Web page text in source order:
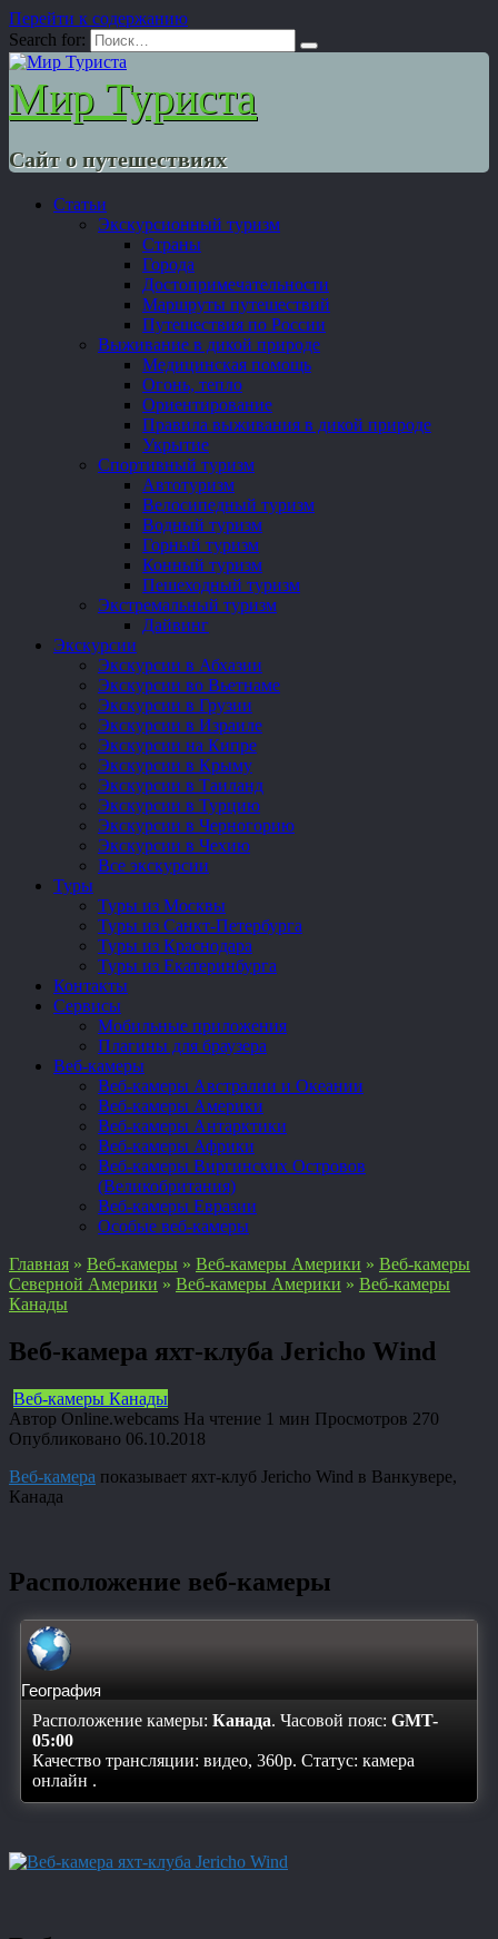
Перейти к содержанию
Search for:
Мир Туриста
Сайт о путешествиях
Статьи
Экскурсионный туризм
Страны
Города
Достопримечательности
Маршруты путешествий
Путешествия по России
Выживание в дикой природе
Медицинская помощь
Огонь, тепло
Ориентирование
Правила выживания в дикой природе
Укрытие
Спортивный туризм
Автотуризм
Велосипедный туризм
Водный туризм
Горный туризм
Конный туризм
Пешеходный туризм
Экстремальный туризм
Дайвинг
Экскурсии
Экскурсии в Абхазии
Экскурсии во Вьетнаме
Экскурсии в Грузии
Экскурсии в Израиле
Экскурсии на Кипре
Экскурсии в Крыму
Экскурсии в Таиланд
Экскурсии в Турцию
Экскурсии в Черногорию
Экскурсии в Чехию
Все экскурсии
Туры
Туры из Москвы
Туры из Санкт-Петербурга
Туры из Краснодара
Туры из Екатеринбурга
Контакты
Сервисы
Мобильные приложения
Плагины для браузера
Веб-камеры
Веб-камеры Австралии и Океании
Веб-камеры Америки
Веб-камеры Антарктики
Веб-камеры Африки
Веб-камеры Виргинских Островов
(Великобритания)
Веб-камеры Евразии
Особые веб-камеры
Главная » Веб-камеры » Веб-камеры Америки » Веб-камеры
Северной Америки » Веб-камеры Америки » Веб-камеры
Канады
Веб-камера яхт-клуба Jericho Wind
Веб-камеры Канады
Автор Online.webcams На чтение 1 мин Просмотров 270
Опубликовано 06.10.2018
Веб-камера показывает яхт-клуб Jericho Wind в Ванкувере,
Канада
Расположение веб-камеры
География
Расположение камеры: Канада. Часовой пояс: GMT-
05:00
Качество трансляции: видео, 360p. Статус: камера
онлайн .